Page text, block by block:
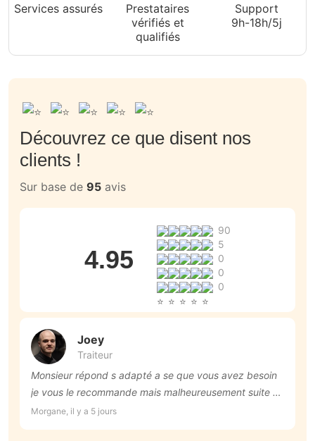
Services assurés
Prestataires
vérifiés et
qualifiés
Support
9h-18h/5j
Découvrez ce que disent nos
clients !
Sur base de 95 avis
4.95
90
5
0
0
0
Joey
Traiteur
Monsieur répond s adapté a se que vous avez besoin
je vous le recommande mais malheureusement suite a l
événement de notre mariage on a du annuler et ln es
Morgane, il y a 5 jours